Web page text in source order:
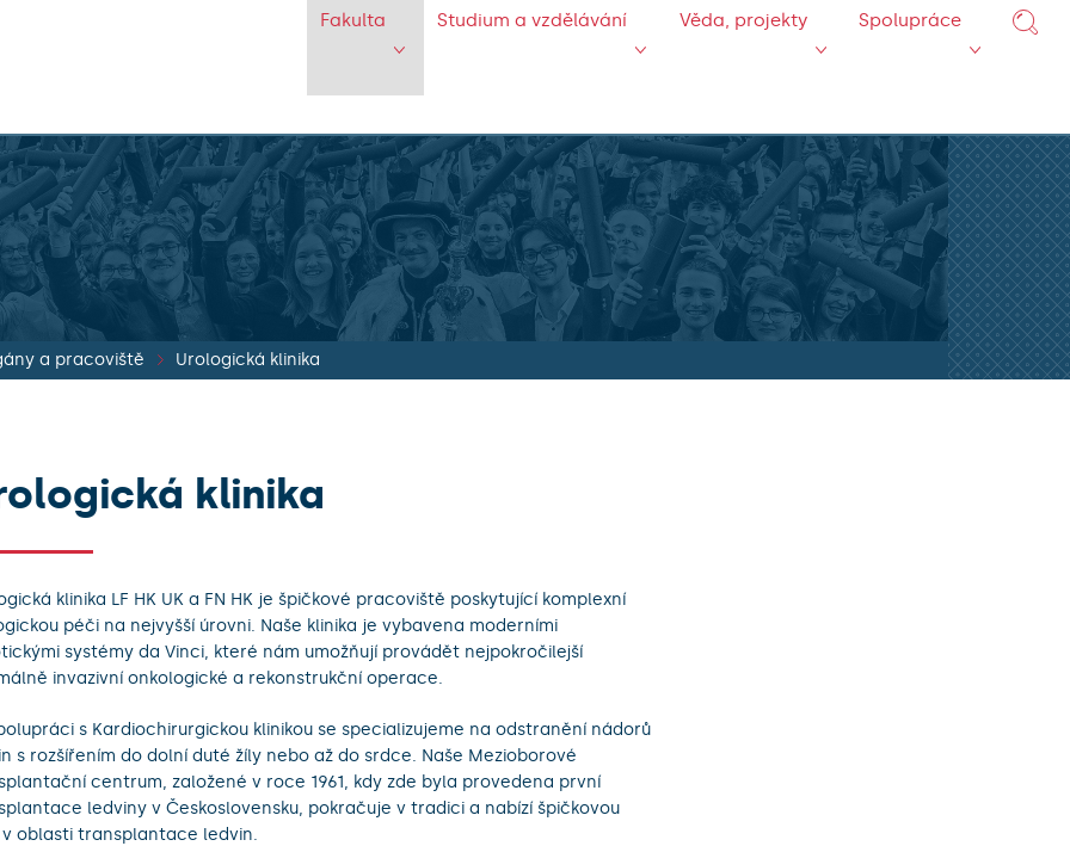
Fakulta Studium a vzdělávání Věda, projekty Spolupráce
a pracoviště Urologická klinika
klinika
klinika LF HK UK a FN HK je špičkové pracoviště poskytující komplexní
péči na nejvyšší úrovni. Naše klinika je vybavena moderními
systémy da Vinci, které nám umožňují provádět nejpokročilejší
invazivní onkologické a rekonstrukční operace.
s Kardiochirurgickou klinikou se specializujeme na odstranění nádorů
s rozšířením do dolní duté žíly nebo až do srdce. Naše Mezioborové
centrum, založené v roce 1961, kdy zde byla provedena první
ledviny v Československu, pokračuje v tradici a nabízí špičkovou
oblasti transplantace ledvin.